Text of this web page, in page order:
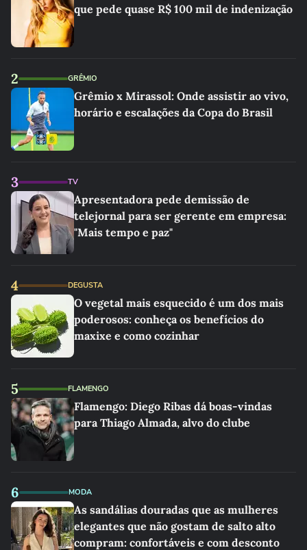
que pede quase R$ 100 mil de indenização
2 GRÊMIO
Grêmio x Mirassol: Onde assistir ao vivo,
horário e escalações da Copa do Brasil
3 TV
Apresentadora pede demissão de
telejornal para ser gerente em empresa:
"Mais tempo e paz"
4 DEGUSTA
O vegetal mais esquecido é um dos mais
poderosos: conheça os benefícios do
maxixe e como cozinhar
5 FLAMENGO
Flamengo: Diego Ribas dá boas-vindas
para Thiago Almada, alvo do clube
6 MODA
As sandálias douradas que as mulheres
elegantes que não gostam de salto alto
compram: confortáveis e com desconto